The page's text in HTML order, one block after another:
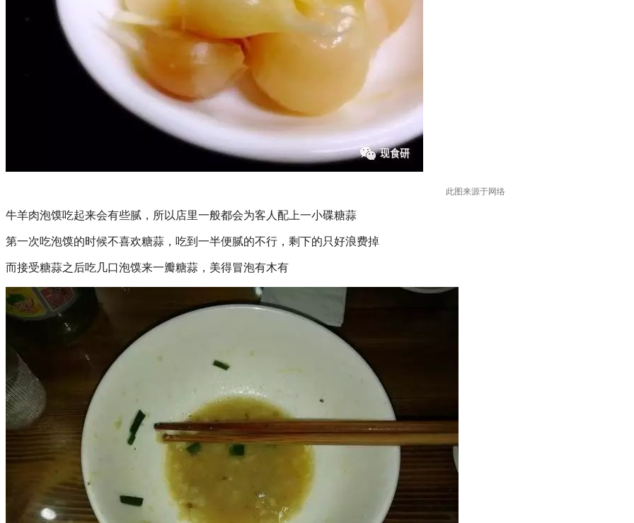
此图来源于网络
牛羊肉泡馍吃起来会有些腻，所以店里一般都会为客人配上一小碟糖蒜
第一次吃泡馍的时候不喜欢糖蒜，吃到一半便腻的不行，剩下的只好浪费掉
而接受糖蒜之后吃几口泡馍来一瓣糖蒜，美得冒泡有木有